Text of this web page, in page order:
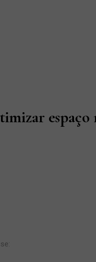
espaço